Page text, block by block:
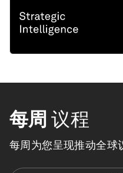
每周 议程
每周为您呈现推动全球